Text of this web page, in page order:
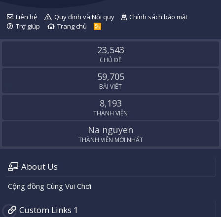
Liên hệ Quy định và Nội quy
Chính sách bảo mật
Trợ giúp
Trang chủ
R
S
23,543
CHỦ ĐỀ
59,705
BÀI VIẾT
8,193
THÀNH VIÊN
Na nguyen
THÀNH VIÊN MỚI NHẤT
About Us
Cộng đồng Cùng Vui Chơi
Custom Links 1